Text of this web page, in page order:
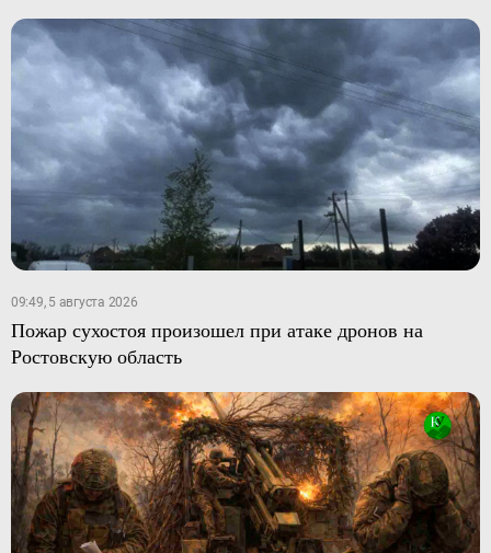
09:49, 5 августа 2026
Пожар сухостоя произошел при атаке дронов на
Ростовскую область